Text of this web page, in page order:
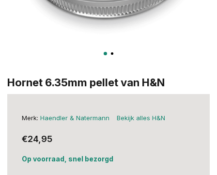
Hornet 6.35mm pellet van H&N
Merk: Haendler & Natermann Bekijk alles H&N
€24,95
Op voorraad, snel bezorgd